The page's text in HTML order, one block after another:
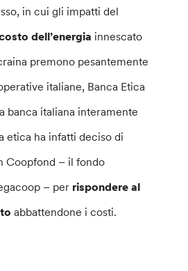
in cui gli impatti del
dell’energia innescato
premono pesantemente
italiane, Banca Etica
banca italiana interamente
etica ha infatti deciso di
Coopfond – il fondo
– per rispondere al
abbattendone i costi.